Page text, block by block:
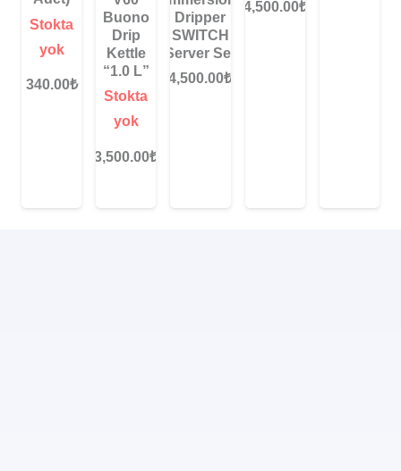
Stokta
yok
340.00₺
Buono
Drip
Kettle
“1.0 L”
Stokta
yok
3,500.00₺
Dripper
SWITCH
Server Set
4,500.00₺
4,500.00₺